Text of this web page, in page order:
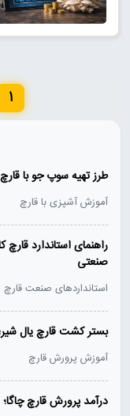
1
طرز تهیه سوپ جو با
آموزش آشپزی با قارچ
راهنمای استاندارد
صنعتی
استانداردهای صنعت قارچ
بستر کشت قارچ یال
آموزش پرورش قارچ
درآمد پرورش قارچ